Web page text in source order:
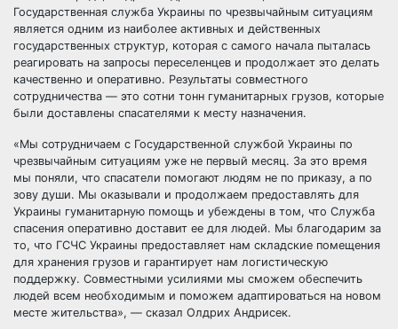
Государственная служба Украины по чрезвычайным ситуациям
является одним из наиболее активных и действенных
государственных структур, которая с самого начала пыталась
реагировать на запросы переселенцев и продолжает это делать
качественно и оперативно. Результаты совместного
сотрудничества — это сотни тонн гуманитарных грузов, которые
были доставлены спасателями к месту назначения.
«Мы сотрудничаем с Государственной службой Украины по
чрезвычайным ситуациям уже не первый месяц. За это время
мы поняли, что спасатели помогают людям не по приказу, а по
зову души. Мы оказывали и продолжаем предоставлять для
Украины гуманитарную помощь и убеждены в том, что Служба
спасения оперативно доставит ее для людей. Мы благодарим за
то, что ГСЧС Украины предоставляет нам складские помещения
для хранения грузов и гарантирует нам логистическую
поддержку. Совместными усилиями мы сможем обеспечить
людей всем необходимым и поможем адаптироваться на новом
месте жительства», — сказал Олдрих Андрисек.